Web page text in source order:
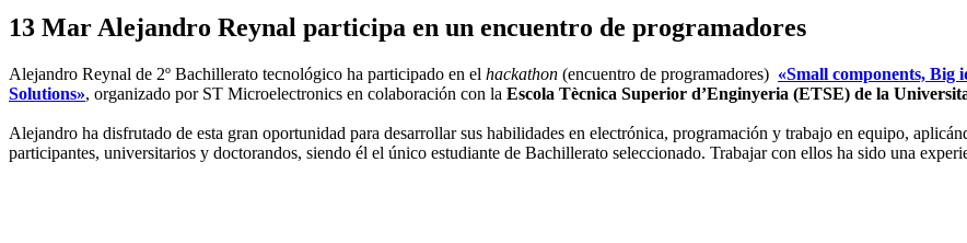
13 Mar Alejandro Reynal participa en un encuentro de programadores
Alejandro Reynal de 2º Bachillerato tecnológico ha participado en el hackathon (encuentro de programadores) «Small components, Big
Solutions», organizado por ST Microelectronics en colaboración con la Escola Tècnica Superior d’Enginyeria (ETSE) de la
Alejandro ha disfrutado de esta gran oportunidad para desarrollarsus habilidades en electrónica, programación y trabajo en equipo,
participantes, universitarios y doctorandos, siendo él el único estudiante de Bachillerato seleccionado. Trabajar con ellos ha sido una